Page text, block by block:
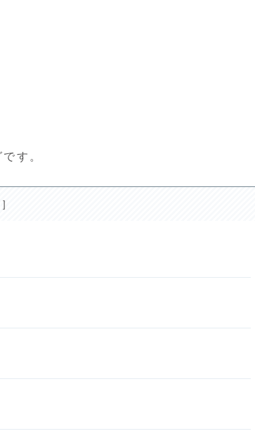
す。